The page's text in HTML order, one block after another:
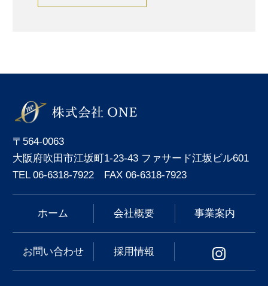
〒564-0063
大阪府吹田市江坂町1-23-43 ファサード江坂ビル601
TEL 06-6318-7922 FAX 06-6318-7923
ホーム 会社概要 事業案内
お問い合わせ 採用情報